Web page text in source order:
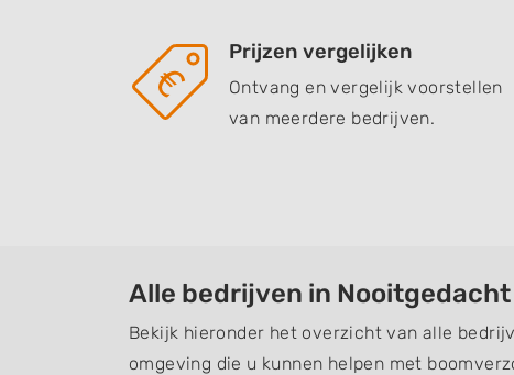
Prijzen vergelijken
Ontvang en vergelijk voorstellen
van meerdere bedrijven.
Alle bedrijven in Nooitgedacht
Bekijk hieronder het overzicht van alle
omgeving die u kunnen helpen met